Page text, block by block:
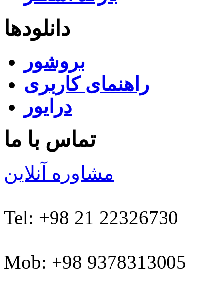
دانلودها
بروشور
راهنمای کاربری
درایور
تماس با ما
مشاوره آنلاین
Tel: +98 21 22326730
Mob: +98 9378313005